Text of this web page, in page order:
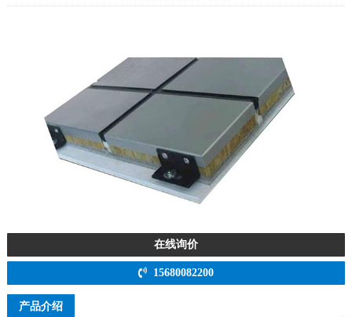
在线询价
15680082200
产品介绍